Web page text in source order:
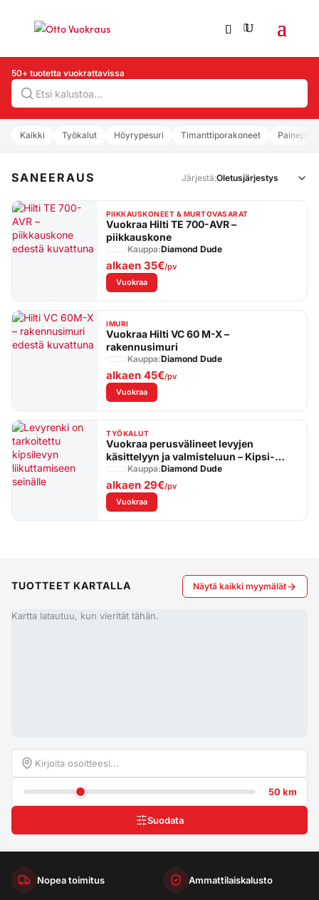
Hae
50+ tuotetta vuokrattavissa
Kaikki Työkalut Höyrypesuri Timanttiporakoneet
SANEERAUS Järjestä:
PIIKKAUSKONEET & MURTOVASARAT
Vuokraa Hilti TE 700-AVR –
piikkauskone
Kauppa:Diamond Dude
alkaen 35€/pv
Vuokraa: Vuokraa Hilti TE 700-AVR – piikkauskone
IMURI
Vuokraa Hilti VC 60 M-X –
rakennusimuri
Kauppa:Diamond Dude
alkaen 45€/pv
Vuokraa: Vuokraa Hilti VC 60 M-X – rakennusimuri
TYÖKALUT
Vuokraa perusvälineet levyjen
käsittelyyn ja valmisteluun – Kipsi-
Start-paketti
Kauppa:Diamond Dude
alkaen 29€/pv
Vuokraa: Vuokraa perusvälineet levyjen käsittelyyn
TUOTTEET KARTALLA Näytä kaikki myymälät
Kartta latautuu, kun vierität tähän.
50 km
Suodata
Nopea toimitus Ammattilaiskalusto